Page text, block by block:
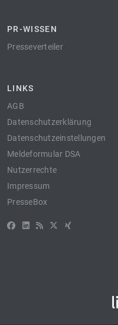
PR-WISSEN
Presseverteiler
LINKS
AGB
Datenschutzerklärung
Datenschutzeinstellungen
Meldeformular DSA
Nutzerrechte
Impressum
PresseBox